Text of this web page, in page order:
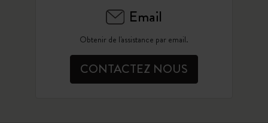
Email
Obtenir de l'assistance par email.
CONTACTEZ NOUS